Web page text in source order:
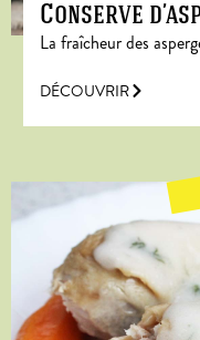
Conserve
La fraîcheur des
DÉCOUVRIR